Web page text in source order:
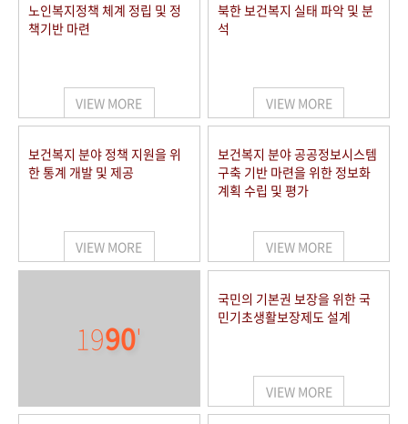
노인복지정책 체계 정립 및 정
책기반 마련
VIEW MORE
북한 보건복지 실태 파악 및 분
석
VIEW MORE
보건복지 분야 정책 지원을 위
한 통계 개발 및 제공
VIEW MORE
보건복지 분야 공공정보시스템
구축 기반 마련을 위한 정보화
계획 수립 및 평가
VIEW MORE
1990'
국민의 기본권 보장을 위한 국
민기초생활보장제도 설계
VIEW MORE